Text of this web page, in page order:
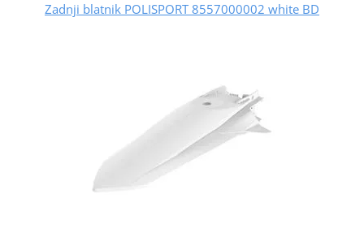
Zadnji blatnik POLISPORT 8557000002 white BD